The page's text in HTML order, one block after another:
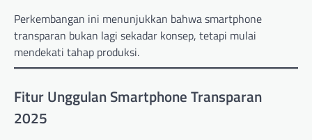
Perkembangan ini menunjukkan bahwa smartphone
transparan bukan lagi sekadar konsep, tetapi mulai
mendekati tahap produksi.
Fitur Unggulan Smartphone Transparan
2025